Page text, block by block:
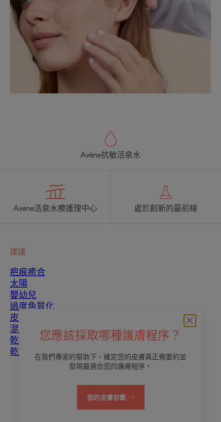
您應該採取哪種護膚程序？
在我們專家的幫助下，確定您的皮膚真正需要的並
發現最適合您的護膚程序。
我的皮膚診斷
Avène抗敏活泉水
Avene活泉水療護理中心 處於創新的最前線
建議
疤痕癒合
太陽
嬰幼兒
過度角質化
皮膚瑕疵
混合性皮膚
乾性皮膚
乾燥和脫水
聯繫我們常見問題